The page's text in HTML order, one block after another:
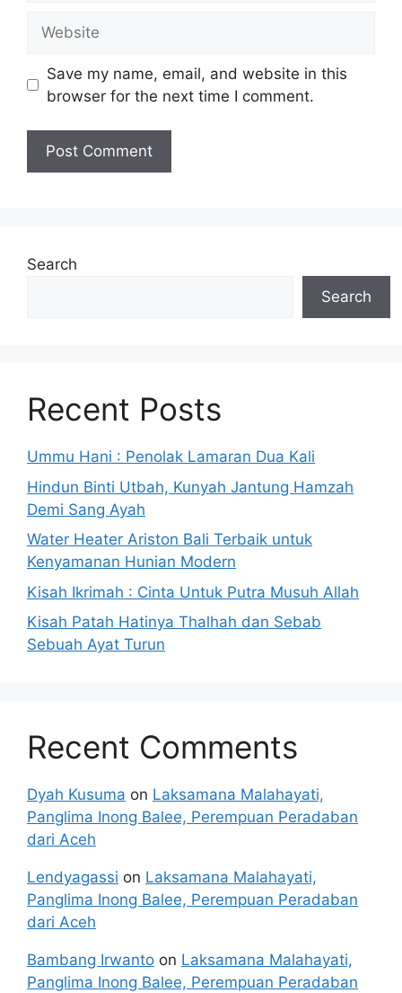
Save my name, email, and website in this
browser for the next time I comment.
Search
Search
Recent Posts
Ummu Hani : Penolak Lamaran Dua Kali
Hindun Binti Utbah, Kunyah Jantung Hamzah
Demi Sang Ayah
Water Heater Ariston Bali Terbaik untuk
Kenyamanan Hunian Modern
Kisah Ikrimah : Cinta Untuk Putra Musuh Allah
Kisah Patah Hatinya Thalhah dan Sebab
Sebuah Ayat Turun
Recent Comments
Dyah Kusuma on Laksamana Malahayati,
Panglima Inong Balee, Perempuan Peradaban
dari Aceh
Lendyagassi on Laksamana Malahayati,
Panglima Inong Balee, Perempuan Peradaban
dari Aceh
Bambang Irwanto on Laksamana Malahayati,
Panglima Inong Balee, Perempuan Peradaban